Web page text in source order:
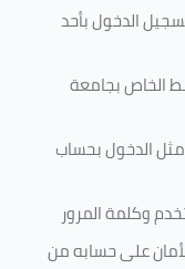
الدخول بأحد
الخاص بجامعة
الدخول بحساب
وكلمة المرور
على حسابه من